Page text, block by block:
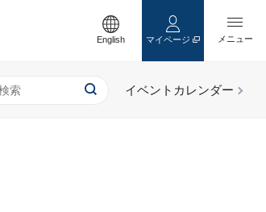
English マイページ